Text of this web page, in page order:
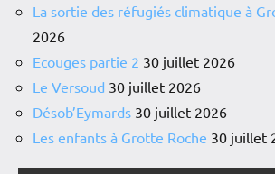
La sortie des réfugiés climatique à
2026
Ecouges partie 2 30 juillet 2026
Le Versoud 30 juillet 2026
Désob’Eymards 30 juillet 2026
Les enfants à Grotte Roche 30 juillet